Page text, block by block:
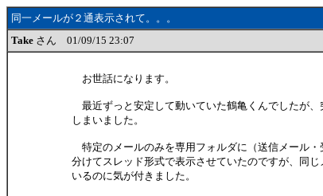
同一メールが２通表示されて。。。
Take さん 01/09/15 23:07
お世話になります。
最近ずっと安定して動いていた鶴亀くんでしたが、
しまいました。
特定のメールのみを専用フォルダに（送信メール・
分けてスレッド形式で表示させていたのですが、同
いるのに気が付きました。